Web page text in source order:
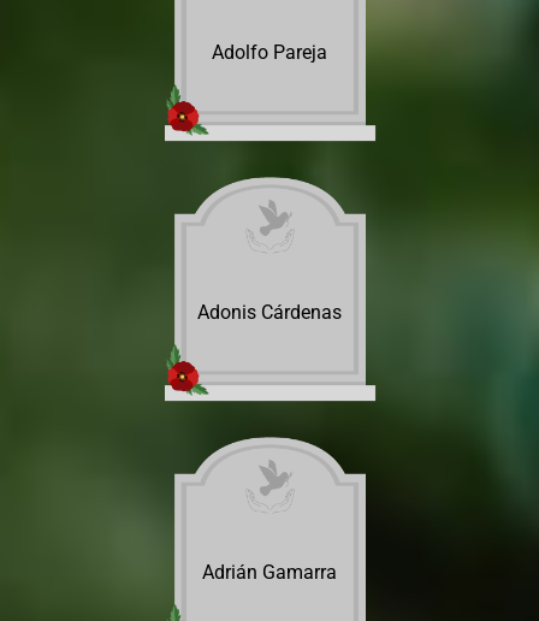
Adolfo Pareja
Adonis Cárdenas
Adrián Gamarra